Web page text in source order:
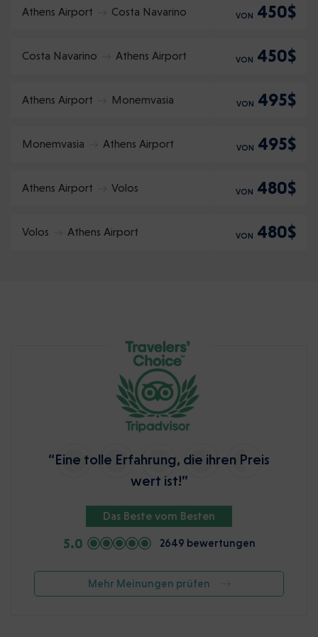
Athens Airport Costa Navarino VON 450$
Costa Navarino Athens Airport VON 450$
Athens Airport Monemvasia VON 495$
Monemvasia Athens Airport VON 495$
Athens Airport Volos VON 480$
Volos Athens Airport VON 480$
“Eine tolle Erfahrung, die ihren Preis
wert ist!”
Das Beste vom Besten
5.0 2649 bewertungen
Mehr Meinungen prüfen